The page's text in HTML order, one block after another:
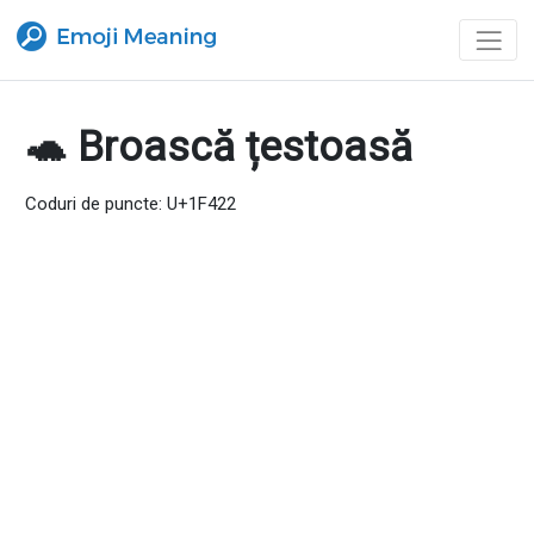
🐢 Broască țestoasă
Coduri de puncte: U+1F422